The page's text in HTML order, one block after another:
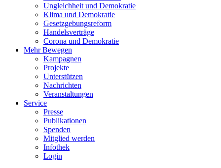
Ungleichheit und Demokratie
Klima und Demokratie
Gesetzgebungsreform
Handelsverträge
Corona und Demokratie
Mehr Bewegen
Kampagnen
Projekte
Unterstützen
Nachrichten
Veranstaltungen
Service
Presse
Publikationen
Spenden
Mitglied werden
Infothek
Login